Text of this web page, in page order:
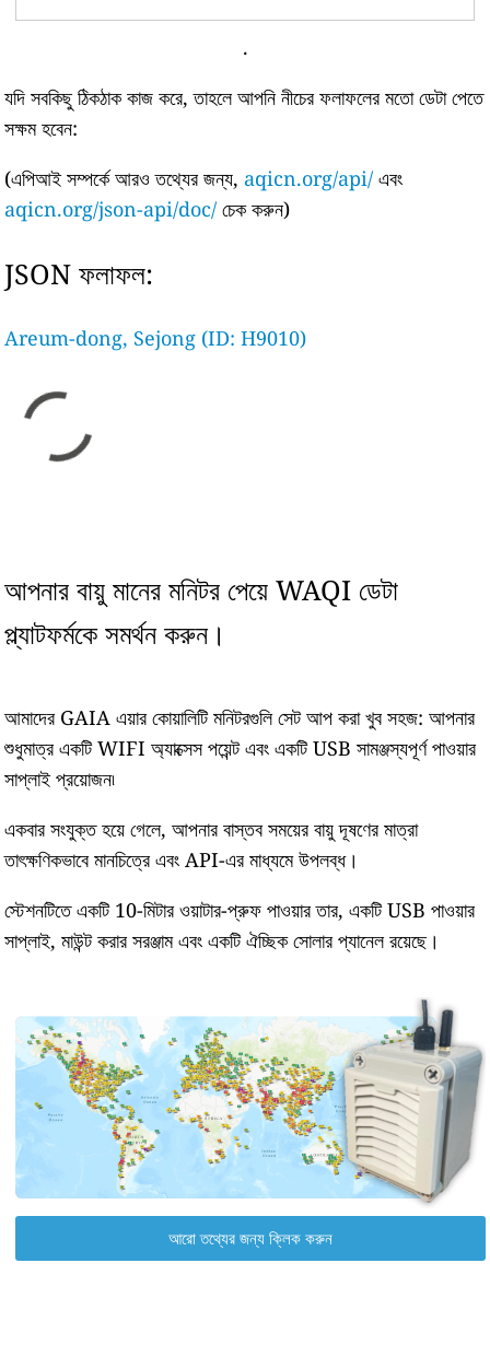
.
যদি সবকিছু ঠিকঠাক কাজ করে, তাহলে আপনি নীচের ফলাফলের মতো ডেটা পেতে
সক্ষম হবেন:
(এপিআই সম্পর্কে আরও তথ্যের জন্য, aqicn.org/api/ এবং
aqicn.org/json-api/doc/ চেক করুন)
JSON ফলাফল:
Areum-dong, Sejong (ID: H9010)
আপনার বায়ু মানের মনিটর পেয়ে WAQI ডেটা
প্ল্যাটফর্মকে সমর্থন করুন।
আমাদের GAIA এয়ার কোয়ালিটি মনিটরগুলি সেট আপ করা খুব সহজ: আপনার
শুধুমাত্র একটি WIFI অ্যাক্সেস পয়েন্ট এবং একটি USB সামঞ্জস্যপূর্ণ পাওয়ার
সাপ্লাই প্রয়োজন৷
একবার সংযুক্ত হয়ে গেলে, আপনার বাস্তব সময়ের বায়ু দূষণের মাত্রা
তাৎক্ষণিকভাবে মানচিত্রে এবং API-এর মাধ্যমে উপলব্ধ।
স্টেশনটিতে একটি 10-মিটার ওয়াটার-প্রুফ পাওয়ার তার, একটি USB পাওয়ার
সাপ্লাই, মাউন্ট করার সরঞ্জাম এবং একটি ঐচ্ছিক সোলার প্যানেল রয়েছে।
আরো তথ্যের জন্য ক্লিক করুন